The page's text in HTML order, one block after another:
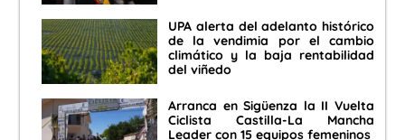
UPA alerta del adelanto histórico
de la vendimia por el cambio
climático y la baja rentabilidad
del viñedo
Arranca en Sigüenza la II Vuelta
Ciclista Castilla-La Mancha
Leader con 15 equipos femeninos